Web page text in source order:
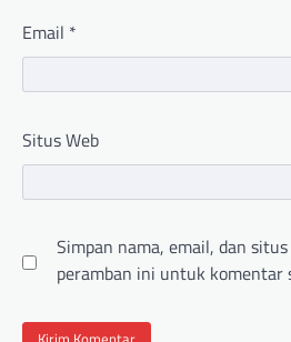
Email *
Situs Web
Simpan nama, email, dan
peramban ini untuk komentar